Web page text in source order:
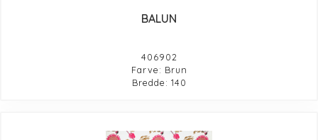
BALUN
406902
Farve: Brun
Bredde: 140